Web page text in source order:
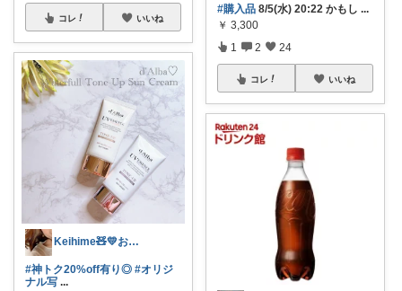
コレ いいね
Keihime🧸💛お礼プロフにて💐
#神トク20%off有り◎ #オリジ
ナル写 ...
#購入品 8/5(水) 20:22 かもし ...
￥ 3,300
1 2 24
コレ いいね